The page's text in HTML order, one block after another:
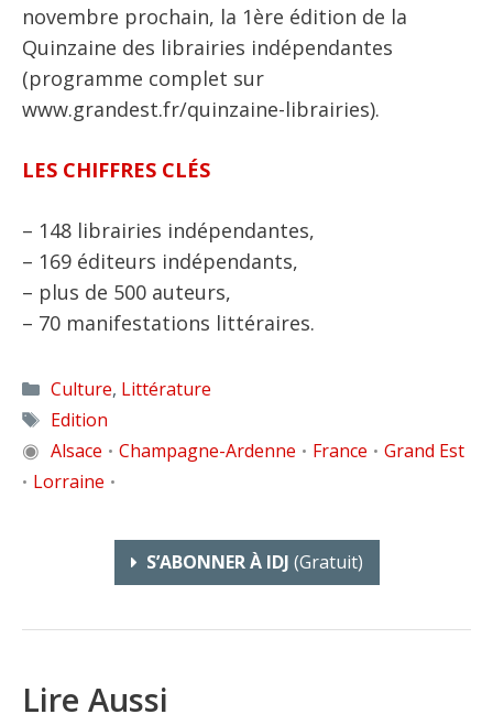
novembre prochain, la 1ère édition de la
Quinzaine des librairies indépendantes
(programme complet sur
www.grandest.fr/quinzaine-librairies).
LES CHIFFRES CLÉS
– 148 librairies indépendantes,
– 169 éditeurs indépendants,
– plus de 500 auteurs,
– 70 manifestations littéraires.
Catégories
Culture, Littérature
Étiquettes
Edition
◉ Alsace • Champagne-Ardenne • France • Grand Est
• Lorraine •
S’ABONNER À IDJ (gratuit)
Lire Aussi